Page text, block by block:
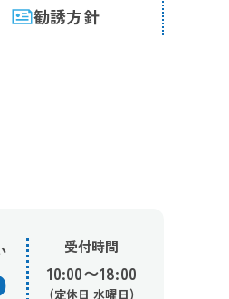
勧誘方針
受付時間
10:00〜18:00
(定休日 水曜日)